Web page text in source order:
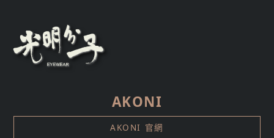
AKONI
AKONI 官網